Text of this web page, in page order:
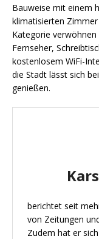
Bauweise mit einem
klimatisierten
Kategorie
Fernseher,
kostenlosem WiFi-
die Stadt lässt sich
genießen.
berichtet seit
von Zeitungen
Zudem hat er